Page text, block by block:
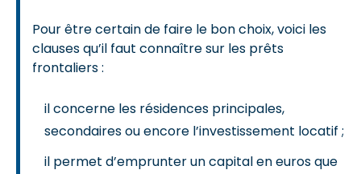
Pour être certain de faire le bon choix, voici les
clauses qu’il faut connaître sur les prêts
frontaliers :
il concerne les résidences principales,
secondaires ou encore l’investissement locatif ;
il permet d’emprunter un capital en euros que